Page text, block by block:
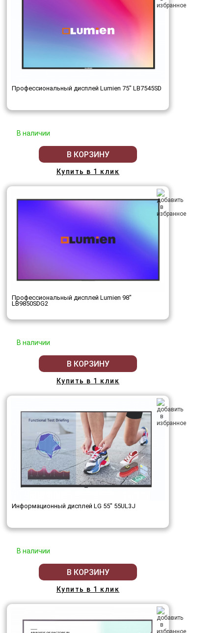
Профессиональный дисплей Lumien 75" LB7545SD
В наличии
В КОРЗИНУ
Купить в 1 клик
Профессиональный дисплей Lumien 98"
LB9850SDG2
В наличии
В КОРЗИНУ
Купить в 1 клик
Информационный дисплей LG 55" 55UL3J
В наличии
В КОРЗИНУ
Купить в 1 клик